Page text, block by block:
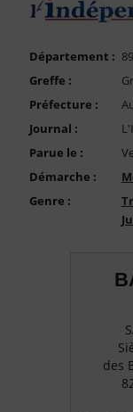
Nous Contacter
Compte PRO
Département :
Greffe :
Préfecture :
Journal :
Parue le :
Démarche :
Genre :
des